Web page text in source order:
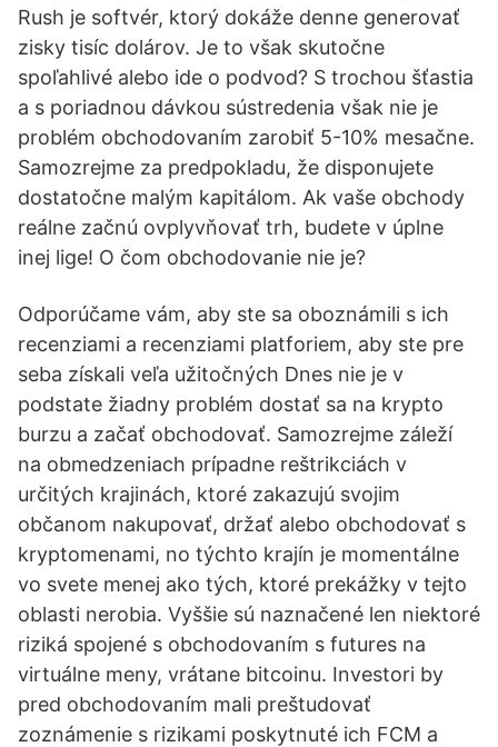
Rush je softvér, ktorý dokáže denne generovať
zisky tisíc dolárov. Je to však skutočne
spoľahlivé alebo ide o podvod? S trochou šťastia
a s poriadnou dávkou sústredenia však nie je
problém obchodovaním zarobiť 5-10% mesačne.
Samozrejme za predpokladu, že disponujete
dostatočne malým kapitálom. Ak vaše obchody
reálne začnú ovplyvňovať trh, budete v úplne
inej lige! O čom obchodovanie nie je?
Odporúčame vám, aby ste sa oboznámili s ich
recenziami a recenziami platforiem, aby ste pre
seba získali veľa užitočných Dnes nie je v
podstate žiadny problém dostať sa na krypto
burzu a začať obchodovať. Samozrejme záleží
na obmedzeniach prípadne reštrikciách v
určitých krajinách, ktoré zakazujú svojim
občanom nakupovať, držať alebo obchodovať s
kryptomenami, no týchto krajín je momentálne
vo svete menej ako tých, ktoré prekážky v tejto
oblasti nerobia. Vyššie sú naznačené len niektoré
riziká spojené s obchodovaním s futures na
virtuálne meny, vrátane bitcoinu. Investori by
pred obchodovaním mali preštudovať
zoznámenie s rizikami poskytnuté ich FCM a